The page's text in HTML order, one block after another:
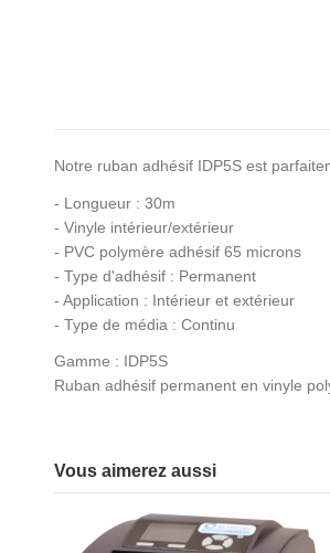
Notre ruban adhésif IDP5S est
- Longueur : 30m
- Vinyle intérieur/extérieur
- PVC polymère adhésif 65 microns
- Type d'adhésif : Permanent
- Application : Intérieur et extérieur
- Type de média : Continu
Gamme : IDP5S
Ruban adhésif permanent en vinyle
Vous aimerez aussi